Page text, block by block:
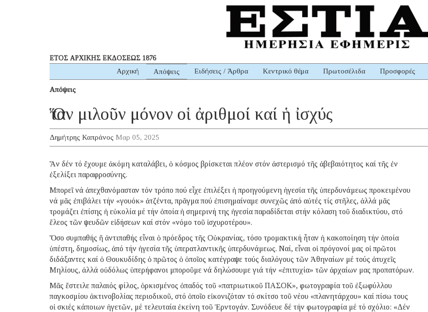
ΕΤΟΣ ΑΡΧΙΚΗΣ ΕΚΔΟΣΕΩΣ 1876
Αρχική Απόψεις Ειδήσεις / Άρθρα Κεντρικό θέμα Πρωτοσέλιδα Προσφορές
Απόψεις
Ὅταν μιλοῦν μόνον οἱ ἀριθμοί καί ἡ ἰσχύς
Δημήτρης Καπράνος Μαρ 05, 2025
Ἄν δέν τό ἔχουμε ἀκόμη καταλάβει, ὁ κόσμος βρίσκεται πλέον στόν ἀστερισμό τῆς ἀβεβαιότητος καί τῆς ἐν
ἐξελίξει παραφροσύνης.
Μπορεῖ νά ἀπεχθανόμασταν τόν τρόπο πού εἶχε ἐπιλέξει ἡ προηγούμενη ἡγεσία τῆς ὑπερδυνάμεως προκειμένου
νά μᾶς ἐπιβάλει τήν «γουόκ» ἀτζέντα, πρᾶγμα πού ἐπισημαίναμε συνεχῶς ἀπό αὐτές τίς στῆλες, ἀλλά μᾶς
τρομάζει ἐπίσης ἡ εὐκολία μέ τήν ὁποία ἡ σημερινή της ἡγεσία παραδίδεται στήν κόλαση τοῦ διαδικτύου, στό
ἔλεος τῶν ψευδῶν εἰδήσεων καί στόν «νόμο τοῦ ἰσχυροτέρου».
Ὅσο συμπαθής ἤ ἀντιπαθής εἶναι ὁ πρόεδρος τῆς Οὐκρανίας, τόσο τρομακτική ἦταν ἡ κακοποίηση τήν ὁποία
ὑπέστη, δημοσίως, ἀπό τήν ἡγεσία τῆς ὑπερατλαντικῆς ὑπερδυνάμεως. Ναί, εἶναι οἱ πρόγονοί μας οἱ πρῶτοι
διδάξαντες καί ὁ Θουκυδίδης ὁ πρῶτος ὁ ὁποῖος κατέγραψε τούς διαλόγους τῶν Ἀθηναίων μέ τούς ἀτυχεῖς
Μηλίους, ἀλλά οὐδόλως ὑπερήφανοι μποροῦμε νά δηλώσουμε γιά τήν «ἐπιτυχία» τῶν ἀρχαίων μας προπατόρων.
Μᾶς ἔστειλε παλαιός φίλος, ὁρκισμένος ὀπαδός τοῦ «πατριωτικοῦ ΠΑΣΟΚ», φωτογραφία τοῦ ἐξωφύλλου
παγκοσμίου ἀκτινοβολίας περιοδικοῦ, στό ὁποῖο εἰκονιζόταν τό σκίτσο τοῦ νέου «πλανητάρχου» καί πίσω τους
οἱ σκιές κάποιων ἡγετῶν, μέ τελευταία ἐκείνη τοῦ Ἐρντογάν. Συνόδευε δέ τήν φωτογραφία μέ τό σχόλιο: «Δέν